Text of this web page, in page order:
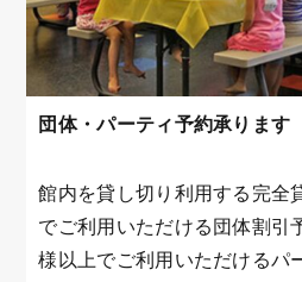
団体・パーティ予約承ります
館内を貸し切り利用する完全
でご利用いただける団体割引
様以上でご利用いただけるパ